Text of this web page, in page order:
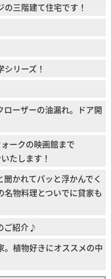
三階建て住宅です！
リーズ！
ーザーの油漏れ。ドア開
ークの映画館まで
たします！
聞かれてパッと浮かんでく
名物料理とついでに貸家も
ご紹介♪
。植物好きにオススメの中